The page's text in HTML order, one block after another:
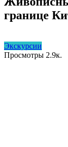
границе
Экскурсии
Просмотры 2.9к.